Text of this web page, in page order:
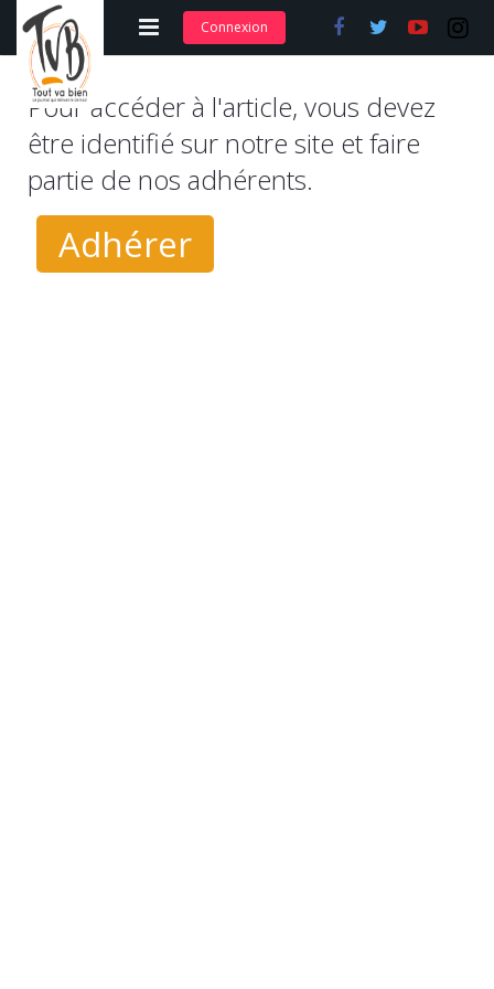
Adhérer et s’abonner
Nos articles
Nos actions
Nos formations
Connexion
Pour accéder à l'article, vous devez
être identifié sur notre site et faire
partie de nos adhérents.
Adhérer